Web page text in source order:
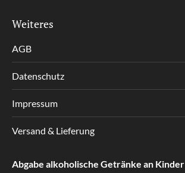
Weiteres
AGB
Datenschutz
Impressum
Versand & Lieferung
Abgabe alkoholische Getränke an Kinder